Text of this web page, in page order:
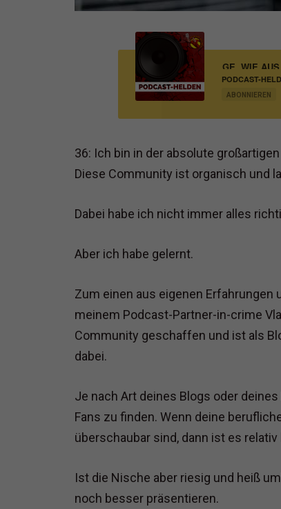
PODCAST-
MARKETING
ABONNIEREN
KENNST DU DIESE 8 WEGE, WIE AUS
36: Ich bin in der absolute
Diese Community ist organisch und
Dabei habe ich nicht immer alles
Aber ich habe gelernt.
Zum einen aus eigenen Erfahrungen
meinem Podcast-Partner-in-crime
Community geschaffen und ist als
dabei.
Je nach Art deines Blogs oder
Fans zu finden. Wenn deine
überschaubar sind, dann ist es relativ
Ist die Nische aber riesig und heiß
noch besser präsentieren.